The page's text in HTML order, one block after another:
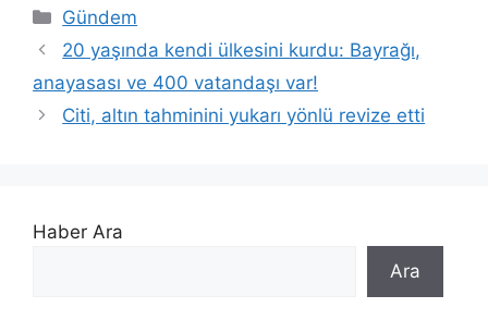
Kategoriler
Gündem
20 yaşında kendi ülkesini kurdu: Bayrağı,
anayasası ve 400 vatandaşı var!
Citi, altın tahminini yukarı yönlü revize etti
Haber Ara
Ara